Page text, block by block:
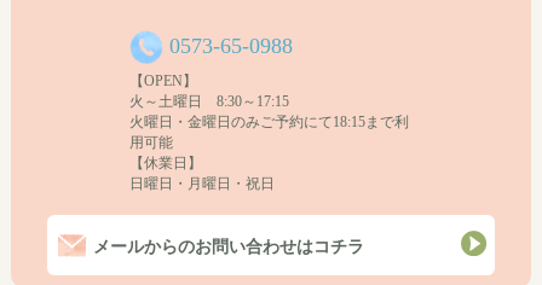
0573-65-0988
【OPEN】
火～土曜日 8:30～17:15
火曜日・金曜日のみご予約にて18:15まで利
用可能
【休業日】
日曜日・月曜日・祝日
メールからのお問い合わせはコチラ